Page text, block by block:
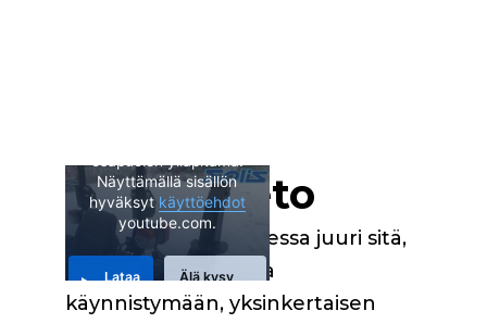
osapuolen ylläpitämä.
Näyttämällä sisällön
hyväksytkäyttöehdot
youtube.com.
Lataa
video
Älä kysy
uudestaan
Yhteenveto
Solis‑traktori on talvessa juuri sitä,
mitä tarvitset: varma
käynnistymään, yksinkertaisen